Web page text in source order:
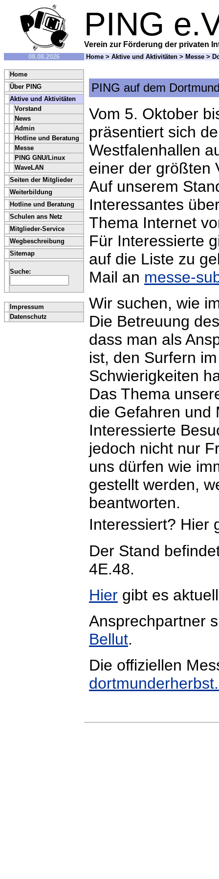
PING
Verein zur Förderung der privaten
08.08.2026 Home > Aktive und Aktivitäten > Messe >
Home
Über PING
Aktive und Aktivitäten
Vorstand
News
Admin
Hotline und Beratung
Messe
PING GNU/Linux
WaveLAN
Seiten der Mitglieder
Weiterbildung
Hotline und Beratung
Schulen ans Netz
Mitglieder-Service
Wegbeschreibung
Sitemap
Suche:
Impressum
Datenschutz
PING auf dem
Vom 5. Oktober
präsentiert sich
Westfalenhallen
einer der größten
Auf unserem
Interessantes
Thema Internet
Für Interessierte
auf die Liste zu
Mail an messe-
Wir suchen, wie
Die Betreuung
dass man als
ist, den Surfern
Schwierigkeiten
Das Thema
die Gefahren und
Interessierte
jedoch nicht nur
uns dürfen wie
gestellt werden,
beantworten.
Interessiert? Hier
Der Stand
4E.48.
Hier gibt es
Ansprechpartner
Bellut.
Die offiziellen